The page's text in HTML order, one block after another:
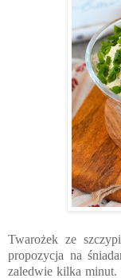
Twarożek ze
propozycja na
zaledwie kilka